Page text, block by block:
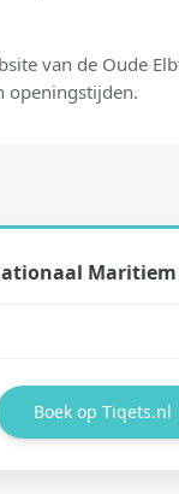
van de Oude
openingstijden.
Maritiem
Boek op Tiqets.nl